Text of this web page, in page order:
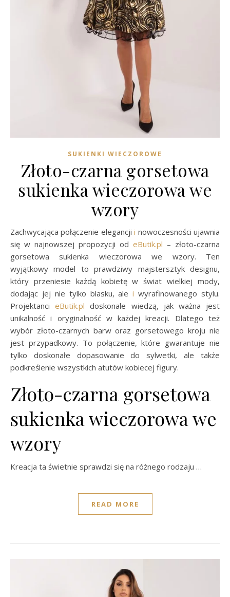
SUKIENKI WIECZOROWE
Złoto-czarna gorsetowa
sukienka wieczorowa we
wzory
Zachwycająca połączenie elegancjii nowoczesności ujawnia
się w najnowszej propozycji od eButik.pl – złoto-czarna
gorsetowa sukienka wieczorowa we wzory. Ten
wyjątkowy model to prawdziwy majstersztyk designu,
który przeniesie każdą kobietę w świat wielkiej mody,
dodając jej nie tylko blasku, alei wyrafinowanego stylu.
ProjektancieButik.pl doskonale wiedzą, jak ważna jest
unikalność i oryginalność w każdej kreacji. Dlatego też
wybór złoto-czarnych barw oraz gorsetowego kroju nie
jest przypadkowy. To połączenie, które gwarantuje nie
tylko doskonałe dopasowanie do sylwetki, ale także
podkreślenie wszystkich atutów kobiecej figury.
Złoto-czarna gorsetowa
sukienka wieczorowa we
wzory
Kreacja ta świetnie sprawdzi się na różnego rodzaju …
READ MORE